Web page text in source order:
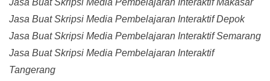
Jasa Buat Skripsi Media Pembelajaran Interaktif Makasar
Jasa Buat Skripsi Media Pembelajaran Interaktif Depok
Jasa Buat Skripsi Media Pembelajaran Interaktif Semarang
Jasa Buat Skripsi Media Pembelajaran Interaktif
Tangerang